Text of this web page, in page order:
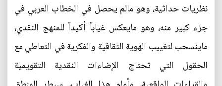
نظريات حداثية، وهو مالم يحصل في الخطاب العربي في
جزء كبير منه، وهو مايعكس غياباً أكيداً للمنهج النقدي،
ماينسحب لتغييب الهوية الثقافية والفكرية في التعاطي مع
الحقول التي تحتاج الإضاءات النقدية التقويمية